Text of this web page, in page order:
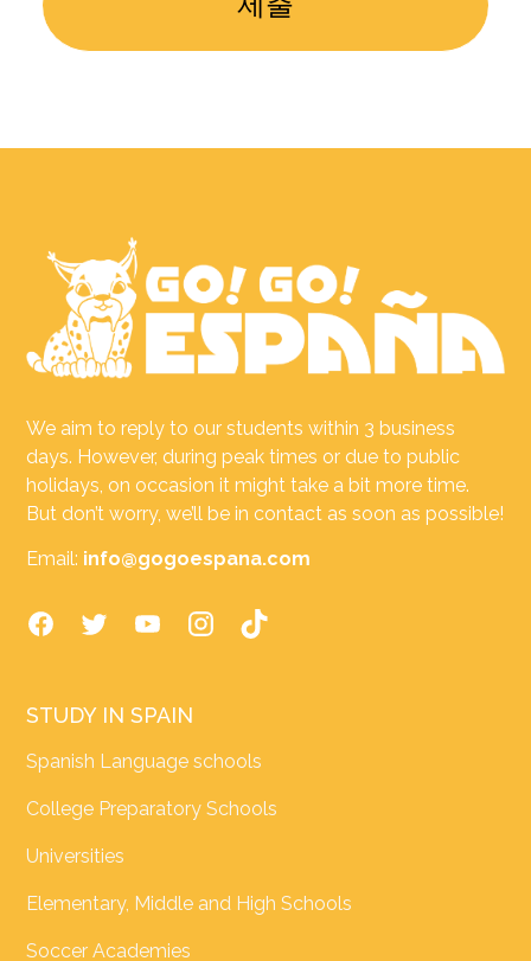
We aim to reply to our students within 3 business
days. However, during peak times or due to public
holidays, on occasion it might take a bit more time.
But don’t worry, we’ll be in contact as soon as possible!
Email: info@gogoespana.com
STUDY IN SPAIN
Spanish Language schools
College Preparatory Schools
Universities
Elementary, Middle and High Schools
Soccer Academies